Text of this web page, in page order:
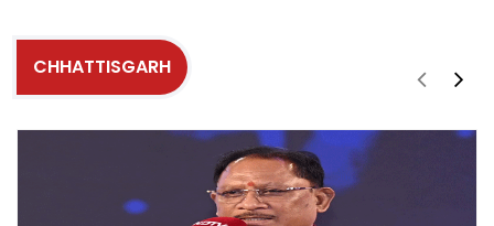
CHHATTISGARH